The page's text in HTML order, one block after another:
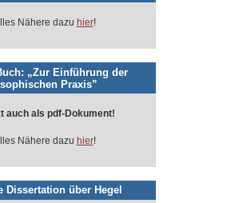
Nähere dazu hier!
„Zur Einführung der
Praxis”
auch als pdf-Dokument!
Nähere dazu hier!
Dissertation über Hegel